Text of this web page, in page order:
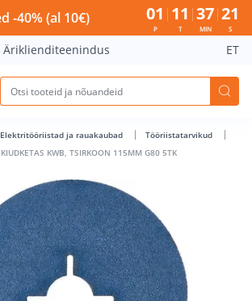
115MM G80 5TK - Bauhof has
-40% (al 10€) 01
P
11
T
37
MIN
21
S
Äriklienditeenindus ET
Elektritööriistad ja rauakaubad
Tööriistatarvikud
KIUDKETAS KWB, TSIRKOON 115MM G80 5TK